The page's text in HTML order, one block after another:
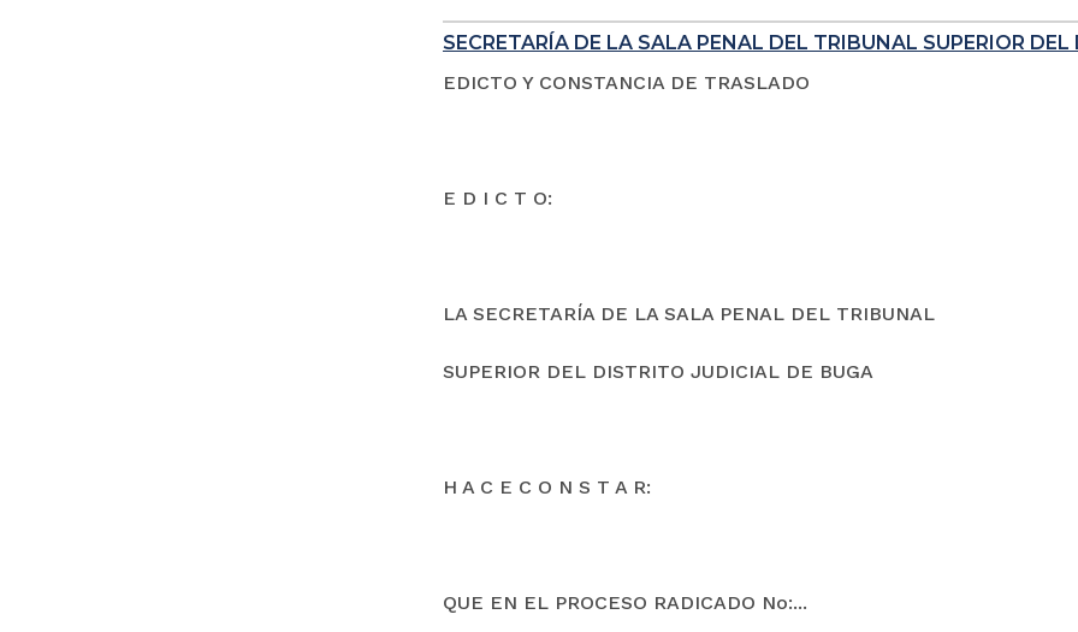
SECRETARÍA DE LA SALA PENAL DEL TRIBUNAL SUPERIOR
EDICTO Y CONSTANCIA DE TRASLADO
E D I C T O:
LA SECRETARÍA DE LA SALA PENAL DEL TRIBUNAL
SUPERIOR DEL DISTRITO JUDICIAL DE BUGA
H A C E C O N S T A R:
QUE EN EL PROCESO RADICADO No:...